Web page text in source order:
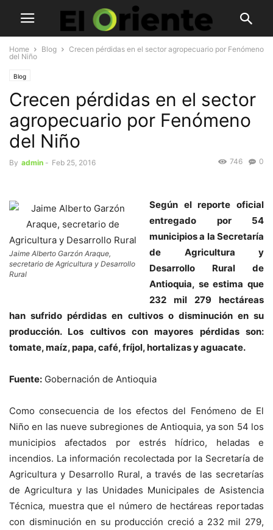
Home Blog
Crecen pérdidas en el sector agropecuario por Fenómeno
del Niño
Blog
Crecen pérdidas en el sector
agropecuario por Fenómeno
del Niño
By admin - Feb 25, 2016 0
746
Jaime Alberto Garzón Araque,
secretario de Agricultura y Desarrollo
Rural
Según el reporte oficial
entregado por 54
municipios a la Secretaría
de Agricultura y
Desarrollo Rural de
Antioquia, se estima que
232 mil 279 hectáreas
han sufrido pérdidas en cultivos o disminución en su
producción. Los cultivos con mayores pérdidas son:
tomate, maíz, papa, café, fríjol, hortalizas y aguacate.
Fuente: Gobernación de Antioquia
Como consecuencia de los efectos del Fenómeno de El
Niño en las nueve subregiones de Antioquia, ya son 54 los
municipios afectados por estrés hídrico, heladas e
incendios. La información recolectada por la Secretaría de
Agricultura y Desarrollo Rural, a través de las secretarías
de Agricultura y las Unidades Municipales de Asistencia
Técnica, muestra que el número de hectáreas reportadas
con disminución en su producción creció a 232 mil 279,